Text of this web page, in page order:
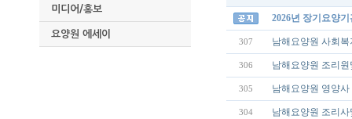
미디어/홍보
요양원 에세이
2026년 장기요양
307 남해요양원 사회
306 남해요양원 조리
305 남해요양원 영양
304 남해요양원 조리